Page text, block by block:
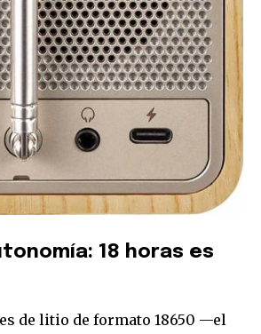
18 horas es
de litio de formato 18650 —el